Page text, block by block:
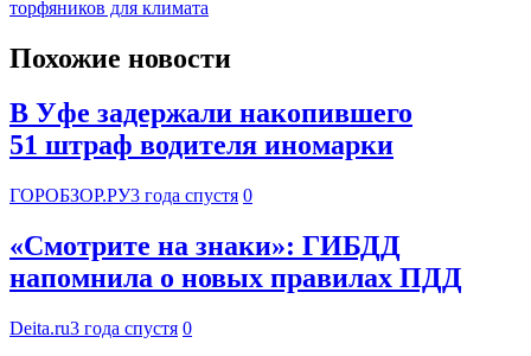
торфяников для климата
Похожие новости
В Уфе задержали накопившего
51 штраф водителя иномарки
ГОРОБЗОР.РУ3 года спустя 0
«Смотрите на знаки»: ГИБДД
напомнила о новых правилах ПДД
Deita.ru3 года спустя 0